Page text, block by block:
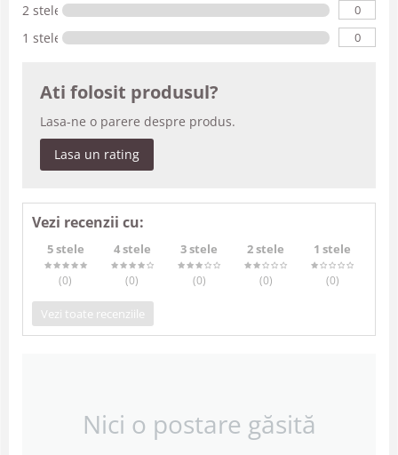
2 stele 0
1 stele 0
Ati folosit produsul?
Lasa-ne o parere despre produs.
Lasa un rating
Vezi recenzii cu:
5 stele
(0)
4 stele
(0)
3 stele
(0)
2 stele
(0)
1 stele
(0)
Vezi toate recenziile
Nici o postare găsită